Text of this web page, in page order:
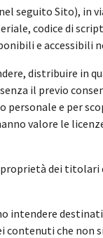
seguito Sito), in
codice di
e
distribuire in
il previo
personale e per
valore le
dei
intendere
contenuti che